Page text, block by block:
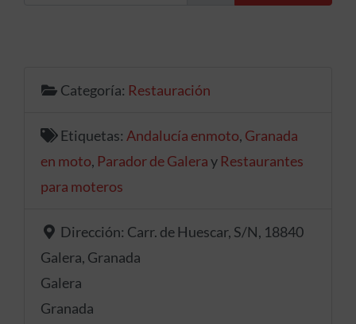
Categoría: Restauración
Etiquetas: Andalucía enmoto, Granada
en moto, Parador de Galeray Restaurantes
para moteros
Dirección: Carr. de Huescar, S/N, 18840
Galera, Granada
Galera
Granada